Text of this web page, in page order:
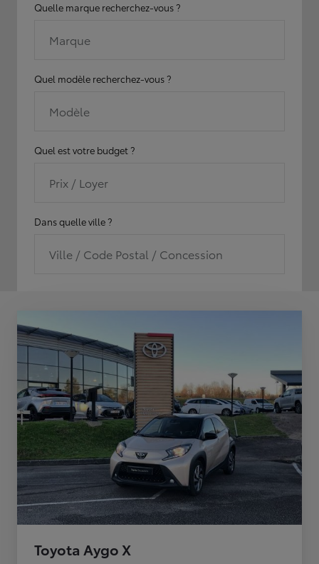
Quelle marque recherchez-vous ?
Marque
Quel modèle recherchez-vous ?
Modèle
Quel est votre budget ?
Prix / Loyer
Dans quelle ville ?
Ville / Code Postal / Concession
Toyota Aygo X